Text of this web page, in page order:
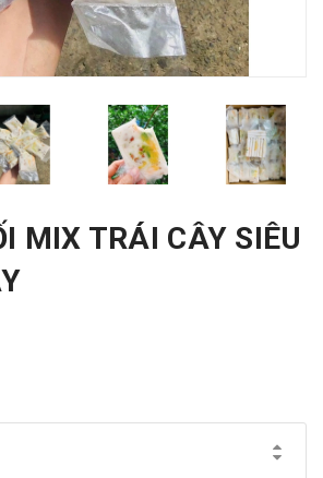
MIX TRÁI CÂY SIÊU